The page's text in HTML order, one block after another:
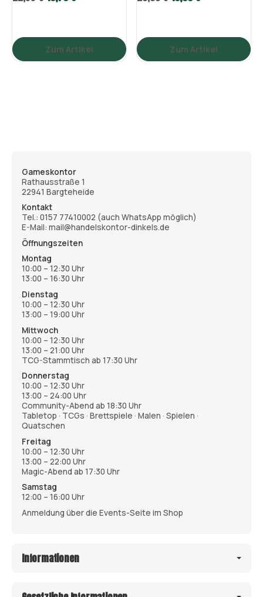
Zum Artikel Zum Artikel
Gameskontor
Rathausstraße 1
22941 Bargteheide
Kontakt
Tel.: 0157 77410002 (auch WhatsApp möglich)
E-Mail: mail@handelskontor-dinkels.de
Öffnungszeiten
Montag
10:00 – 12:30 Uhr
13:00 – 16:30 Uhr
Dienstag
10:00 – 12:30 Uhr
13:00 – 19:00 Uhr
Mittwoch
10:00 – 12:30 Uhr
13:00 – 21:00 Uhr
TCG-Stammtisch ab 17:30 Uhr
Donnerstag
10:00 – 12:30 Uhr
13:00 – 24:00 Uhr
Community-Abend ab 18:30 Uhr
Tabletop · TCGs · Brettspiele · Malen · Spielen ·
Quatschen
Freitag
10:00 – 12:30 Uhr
13:00 – 22:00 Uhr
Magic-Abend ab 17:30 Uhr
Samstag
12:00 – 16:00 Uhr
Anmeldung über die Events-Seite im Shop
Informationen